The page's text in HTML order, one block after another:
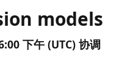
models
下午 (UTC) 协调